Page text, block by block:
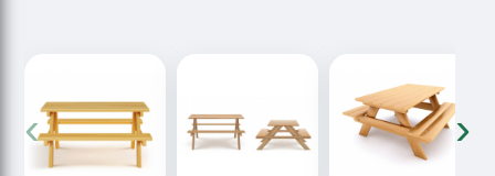
‹ ›